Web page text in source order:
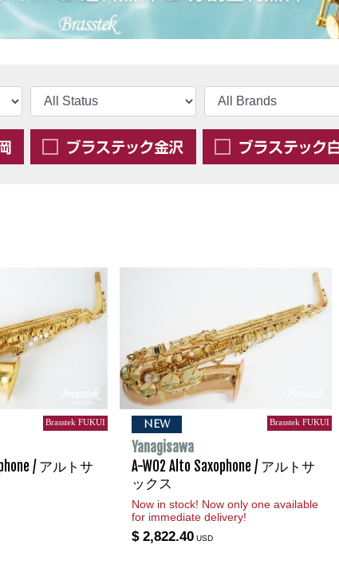
Brasstek FUKUI
/ アルトサ
NEW Brasstek FUKUI
Yanagisawa
A-WO2 Alto Saxophone / アルトサ
ックス
Now in stock! Now only one available
for immediate delivery!
$ 2,822.40USD